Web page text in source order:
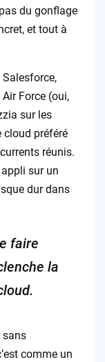
du gonflage
et tout à
Salesforce,
Air Force (oui,
sur les
cloud préféré
réunis.
sur un
dur dans
faire
la
sans
comme un